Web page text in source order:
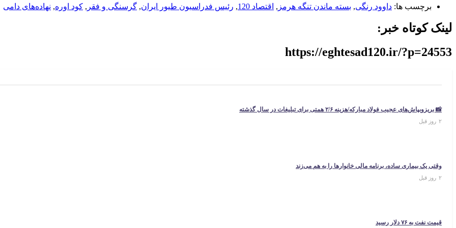
برچسب ها: داوود رنگی, بسته ماندن تنگه هرمز , اقتصاد 120 , رئیس فدراسیون طیور ایران, گرسنگی و فقر , کود اوره, نهاده‌های دامی
لینک کوتاه خبر:
https://eghtesad120.ir/?p=24553
📸 بریزوبپاش‌های عجیب فولاد مبارکه/هزینه ۲/۶ همتی برای تبلیغات در سال گذشته
۲ روز قبل
وقتی یک بیماری ساده، برنامه مالی خانوارها را به هم می‌زند
۲ روز قبل
قیمت نفت به ۷۶ دلار رسید